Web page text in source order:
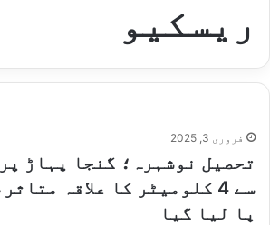
ریسکیو
فروری 3, 2025
تحصیل نوشہرہ؛ گنجا پہاڑ
سے 4 کلومیٹر کا علاقہ
پا لیا گیا